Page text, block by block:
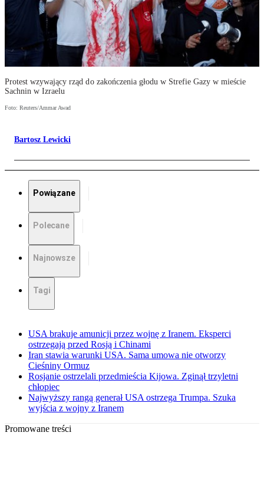
Protest wzywający rząd do zakończenia głodu w Strefie Gazy w mieście
Sachnin w Izraelu
Foto: Reuters/Ammar Awad
Bartosz Lewicki
Powiązane
Polecane
Najnowsze
Tagi
USA brakuje amunicji przez wojnę z Iranem. Eksperci
ostrzegają przed Rosją i Chinami
Iran stawia warunki USA. Sama umowa nie otworzy
Cieśniny Ormuz
Rosjanie ostrzelali przedmieścia Kijowa. Zginął trzyletni
chłopiec
Najwyższy rangą generał USA ostrzega Trumpa. Szuka
wyjścia z wojny z Iranem
Promowane treści